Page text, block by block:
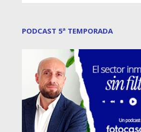
PODCAST 5ª TEMPORADA